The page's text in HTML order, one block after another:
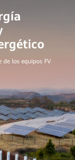
de los equipos FV